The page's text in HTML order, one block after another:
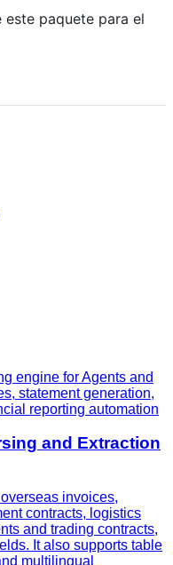
paquete para el
engine for Agents and
statement generation,
reporting automation
and Extraction
invoices,
contracts, logistics
and trading contracts,
It also supports table
multilingual